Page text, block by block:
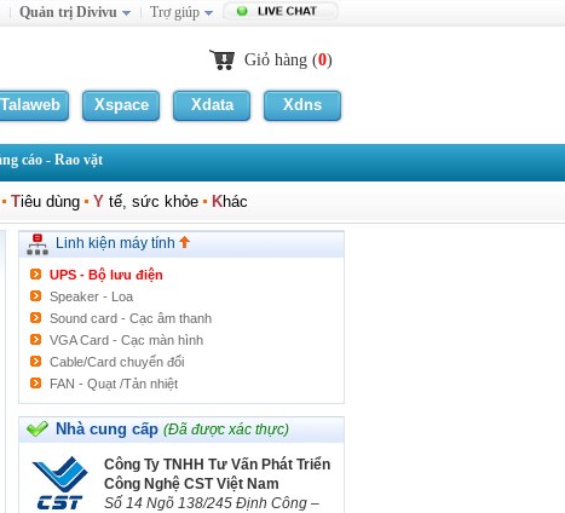
Quản trị Divivu Trợ giúp
Giỏ hàng (0)
Talaweb Xspace Xdata Xdns
cáo - Rao vặt
Tiêu dùng Y tế, sức khỏe Khác
Linh kiện máy tính
Mainboard - Bo mạch chủ
RAM - Bộ nhớ trong
HDD - Ổ đĩa cứng
Mouse - Chuột
Monitor - Màn hình
Case - Vỏ máy tính
Power Supply - Nguồn
UPS - Bộ lưu điện
Speaker - Loa
Sound card - Cạc âm thanh
VGA Card - Cạc màn hình
Cable/Card chuyển đổi
FAN - Quạt /Tản nhiệt
Headphone/ Tai nghe
Ổ địa quang
Adapter
Khác
Nhà cung cấp (Đã được xác thực)
Công Ty TNHH Tư Vấn Phát Triển
Công Nghệ CST Việt Nam
Số 14 Ngõ 138/245 Định Công –